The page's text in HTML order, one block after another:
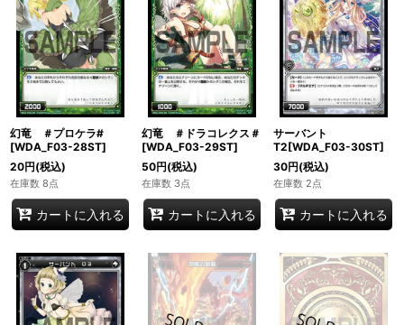
幻竜 ＃プロケラ#
[WDA_F03-28ST]
20円(税込)
在庫数 8点
カートに入れる
幻竜 ＃ドラコレクス＃
[WDA_F03-29ST]
50円(税込)
在庫数 3点
カートに入れる
サーバント
T2[WDA_F03-30ST]
30円(税込)
在庫数 2点
カートに入れる